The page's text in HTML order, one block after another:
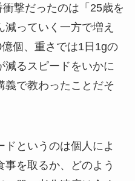
撃だったのは「25歳を
っていく一方で増え
個、重さでは1日1gの
減るスピードをいかに
義で教わったことだそ
というのは個人によ
事を取るか、どのよう